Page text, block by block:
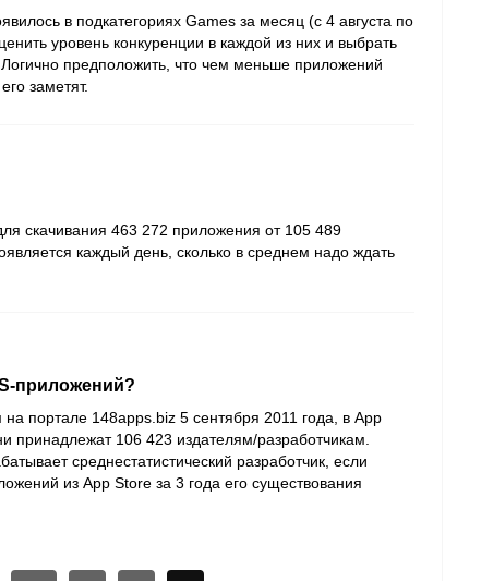
в подкатегориях Games за месяц (с 4 августа по
уровень конкуренции в каждой из них и выбрать
предположить, что чем меньше приложений
заметят.
скачивания 463 272 приложения от 105 489
каждый день, сколько в среднем надо ждать
приложений?
портале 148apps.biz 5 сентября 2011 года, в App
106 423 издателям/разработчикам.
среднестатистический разработчик, если
из App Store за 3 года его существования